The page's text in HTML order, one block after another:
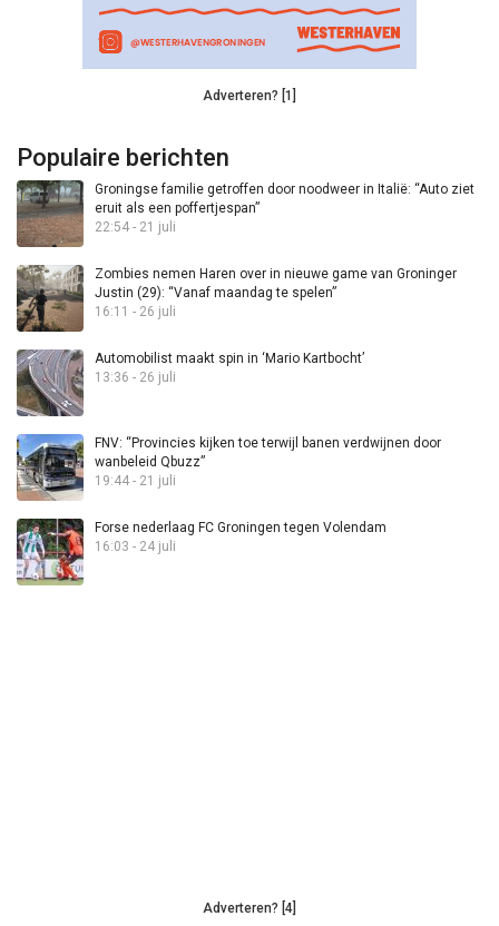
Adverteren? [1]
Populaire berichten
Groningse familie getroffen door noodweer in Italië: “Auto ziet
eruit als een poffertjespan”
22:54 - 21 juli
Zombies nemen Haren over in nieuwe game van Groninger
Justin (29): “Vanaf maandag te spelen”
16:11 - 26 juli
Automobilist maakt spin in ‘Mario Kartbocht’
13:36 - 26 juli
FNV: “Provincies kijken toe terwijl banen verdwijnen door
wanbeleid Qbuzz”
19:44 - 21 juli
Forse nederlaag FC Groningen tegen Volendam
16:03 - 24 juli
Adverteren? [4]